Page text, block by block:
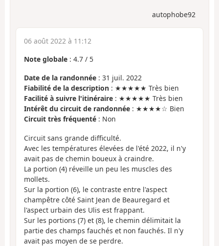
autophobe92
06 août 2022 à 11:12
Note globale : 4.7 / 5
Date de la randonnée : 31 juil. 2022
Fiabilité de la description : ★★★★★ Très bien
Facilité à suivre l'itinéraire : ★★★★★ Très bien
Intérêt du circuit de randonnée : ★★★★☆ Bien
Circuit très fréquenté : Non
Circuit sans grande difficulté.
Avec les températures élevées de l'été 2022, il n'y
avait pas de chemin boueux à craindre.
La portion (4) réveille un peu les muscles des
mollets.
Sur la portion (6), le contraste entre l'aspect
champêtre côté Saint Jean de Beauregard et
l'aspect urbain des Ulis est frappant.
Sur les portions (7) et (8), le chemin délimitait la
partie des champs fauchés et non fauchés. Il n'y
avait pas moyen de se perdre.